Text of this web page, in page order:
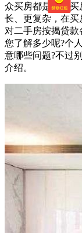
众买房都是贷款
长、更复杂，在买
对二手房按揭贷
您了解多少呢?个
意哪些问题?不过
介绍。